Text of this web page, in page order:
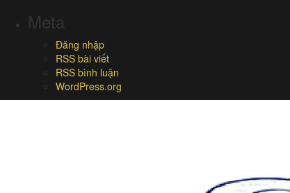
Meta
Đăng nhập
RSS bài viết
RSS bình luận
WordPress.org